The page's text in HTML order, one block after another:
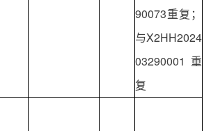
90073重复；
与X2HH2024
03290001重
复